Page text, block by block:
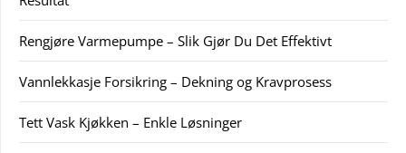
Rengjøre Varmepumpe – Slik Gjør Du Det Effektivt
Vannlekkasje Forsikring – Dekning og Kravprosess
Tett Vask Kjøkken – Enkle Løsninger